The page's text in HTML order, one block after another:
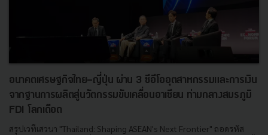
อนาคตเศรษฐกิจไทย-ญี่ปุ่น ผ่าน 3 ซีอีโออุตสาหกรรมและการเงิน
จากฐานการผลิตสู่นวัตกรรมขับเคลื่อนอาเซียน ท่ามกลางสมรภูมิ
FDI โลกเดือด
สรุปเวทีเสวนา "Thailand: Shaping ASEAN's Next Frontier" ถอดรหัส